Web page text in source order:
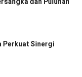
Perkuat Sinergi